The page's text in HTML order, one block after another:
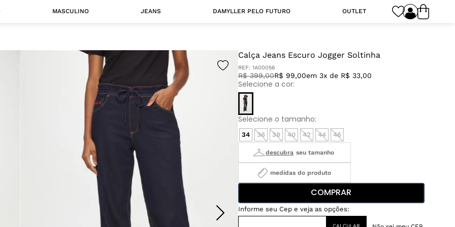
MASCULINO JEANS DAMYLLER PELO FUTURO OUTLET
Calça Jeans Escuro Jogger Soltinha
REF: 1A00056
R$ 399,00R$ 99,00em 3x de R$ 33,00
34 36 38 40 42 44 46
medidas do produto
COMPRAR